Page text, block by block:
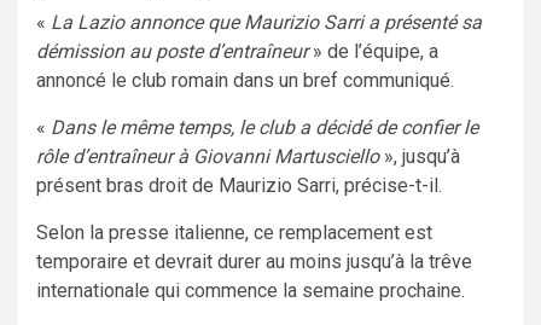
« La Lazio annonce que Maurizio Sarri a présenté sa
démission au poste d’entraîneur» de l’équipe, a
annoncé le club romain dans un bref communiqué.
« Dans le même temps, le club a décidé de confier le
rôle d’entraîneur à Giovanni Martusciello», jusqu’à
présent bras droit de Maurizio Sarri, précise-t-il.
Selon la presse italienne, ce remplacement est
temporaire et devrait durer au moins jusqu’à la trêve
internationale qui commence la semaine prochaine.